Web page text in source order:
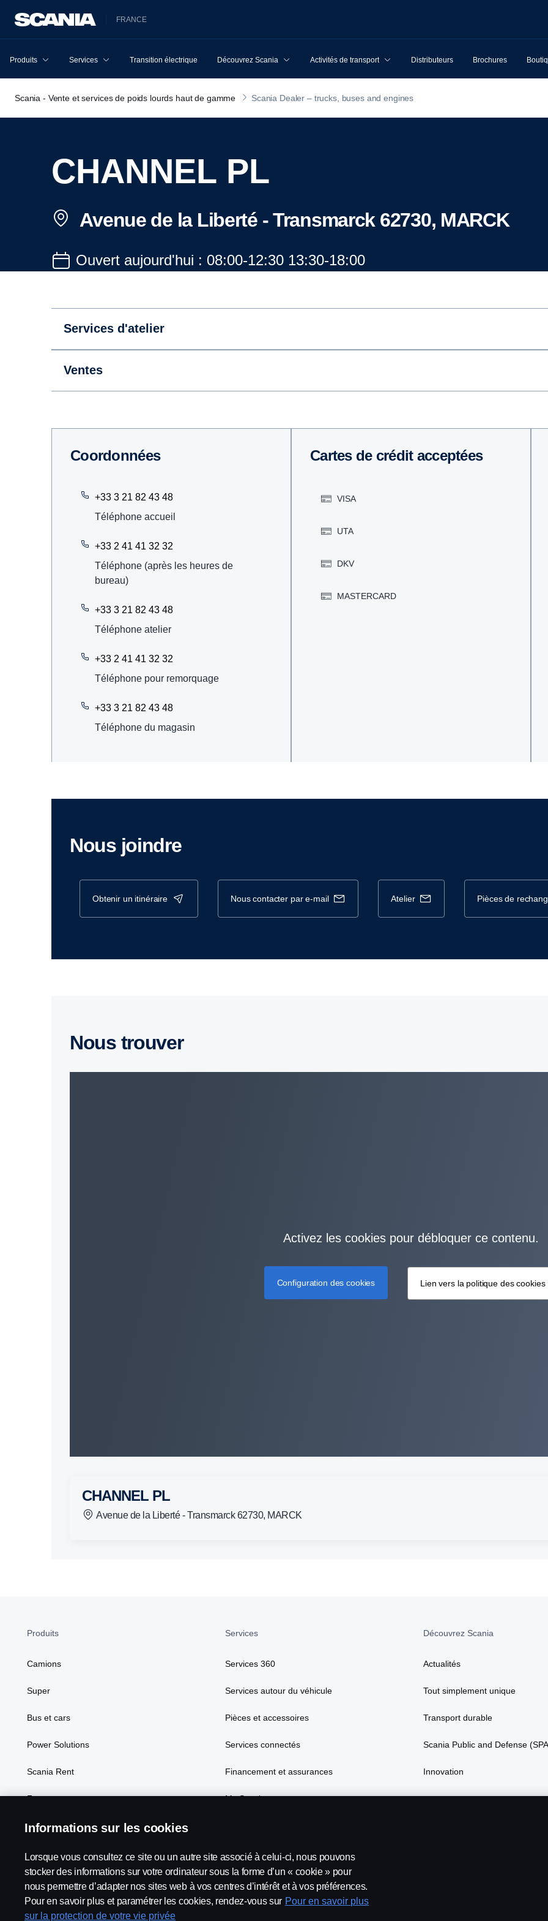
FRANCE
Produits Services Transition électrique Découvrez Scania Activités de transport Distributeurs Brochures
Scania - Vente et services de poids lourds haut de gamme Scania Dealer – trucks, buses and engines
CHANNEL PL
Avenue de la Liberté - Transmarck 62730, MARCK
Ouvert aujourd'hui : 08:00-12:30 13:30-18:00
Services d'atelier
Ventes
Coordonnées
+33 3 21 82 43 48
Téléphone accueil
+33 2 41 41 32 32
Téléphone (après les heures de
bureau)
+33 3 21 82 43 48
Téléphone atelier
+33 2 41 41 32 32
Téléphone pour remorquage
+33 3 21 82 43 48
Téléphone du magasin
Cartes de crédit acceptées
VISA
UTA
DKV
MASTERCARD
Nous joindre
obtenir un itinéraire nous contacter par e-mail atelier pièces de
Nous trouver
Activez les cookies pour débloquer ce contenu.
Configuration des cookies Lien vers la politique des cookies
CHANNEL PL
Avenue de la Liberté - Transmarck 62730, MARCK
Produits
Camions
Super
Bus et cars
Power Solutions
Scania Rent
Focus
Services
Services 360
Services autour du véhicule
Pièces et accessoires
Services connectés
Financement et assurances
My Scania
Découvrez Scania
Actualités
Tout simplement unique
Transport durable
Scania Public and Defense
Innovation
Scania in Your Region: France
Informations sur les cookies
Lorsque vous consultez ce site ou un autre site associé à celui-ci, nous pouvons
stocker des informations sur votre ordinateur sous la forme d’un « cookie » pour
nous permettre d’adapter nos sites web à vos centres d’intérêt et à vos préférences.
Pour en savoir plus et paramétrer les cookies, rendez-vous sur Pour en savoir plus
sur la protection de votre vie privée